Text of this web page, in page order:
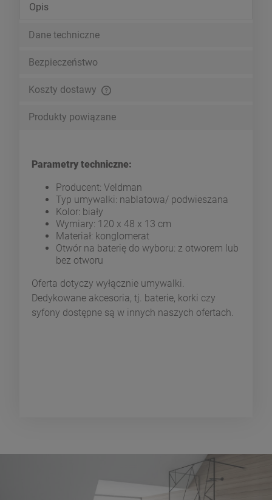
Opis
Dane techniczne
Bezpieczeństwo
Koszty dostawy
Produkty powiązane
Parametry techniczne:
Producent: Veldman
Typ umywalki: nablatowa/ podwieszana
Kolor: biały
Wymiary: 120 x 48 x 13 cm
Materiał: konglomerat
Otwór na baterię do wyboru: z otworem lub
bez otworu
Oferta dotyczy wyłącznie umywalki.
Dedykowane akcesoria, tj. baterie, korki czy
syfony dostępne są w innych naszych ofertach.